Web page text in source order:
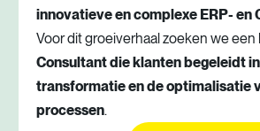
innovatieve en complexe ERP- en
Voor dit groeiverhaal zoeken we een
Consultant die klanten begeleidt
transformatie en de optimalisatie
processen.